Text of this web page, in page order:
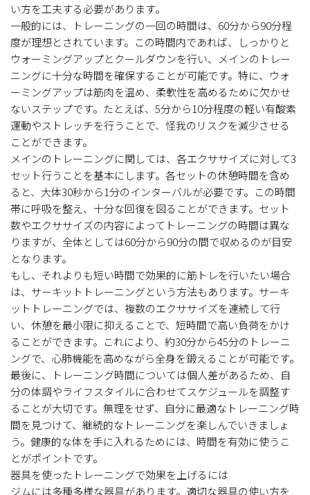
い方を工夫する必要があります。
一般的には、トレーニングの一回の時間は、60分から90分程
度が理想とされています。この時間内であれば、しっかりと
ウォーミングアップとクールダウンを行い、メインのトレー
ニングに十分な時間を確保することが可能です。特に、ウォ
ーミングアップは筋肉を温め、柔軟性を高めるために欠かせ
ないステップです。たとえば、5分から10分程度の軽い有酸素
運動やストレッチを行うことで、怪我のリスクを減少させる
ことができます。
メインのトレーニングに関しては、各エクササイズに対して3
セット行うことを基本にします。各セットの休憩時間を含め
ると、大体30秒から1分のインターバルが必要です。この時間
帯に呼吸を整え、十分な回復を図ることができます。セット
数やエクササイズの内容によってトレーニングの時間は異な
りますが、全体としては60分から90分の間で収めるのが目安
となります。
もし、それよりも短い時間で効果的に筋トレを行いたい場合
は、サーキットトレーニングという方法もあります。サーキ
ットトレーニングでは、複数のエクササイズを連続して行
い、休憩を最小限に抑えることで、短時間で高い負荷をかけ
ることができます。これにより、約30分から45分のトレーニ
ングで、心肺機能を高めながら全身を鍛えることが可能です。
最後に、トレーニング時間については個人差があるため、自
分の体調やライフスタイルに合わせてスケジュールを調整す
ることが大切です。無理をせず、自分に最適なトレーニング時
間を見つけて、継続的なトレーニングを楽しんでいきましょ
う。健康的な体を手に入れるためには、時間を有効に使うこ
とがポイントです。
器具を使ったトレーニングで効果を上げるには
ジムには多種多様な器具があります。適切な器具の使い方を